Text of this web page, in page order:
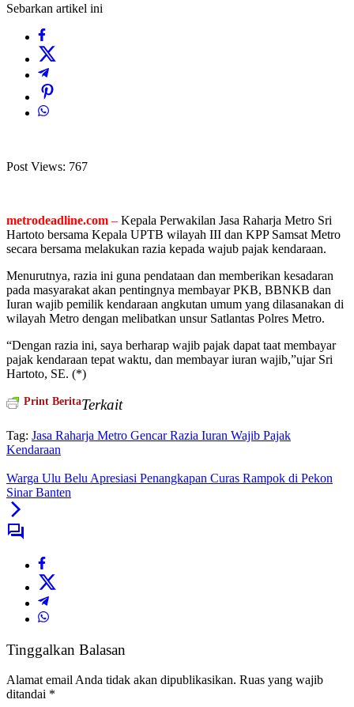
Sebarkan artikel ini
Post Views: 767
metrodeadline.com – Kepala Perwakilan Jasa Raharja Metro Sri
Hartoto bersama Kepala UPTB wilayah III dan KPP Samsat Metro
secara bersama melakukan razia kepada wajub pajak kendaraan.
Menurutnya, razia ini guna pendataan dan memberikan kesadaran
pada masyarakat akan pentingnya membayar PKB, BBNKB dan
Iuran wajib pemilik kendaraan angkutan umum yang dilasanakan di
wilayah Metro dengan melibatkan unsur Satlantas Polres Metro.
“Dengan razia ini, saya berharap wajib pajak dapat taat membayar
pajak kendaraan tepat waktu, dan membayar iuran wajib,”ujar Sri
Hartoto, SE. (*)
Print BeritaTerkait
Tag: Jasa Raharja Metro Gencar Razia Iuran Wajib Pajak
Kendaraan
Warga Ulu Belu Apresiasi Penangkapan Curas Rampok di Pekon
Sinar Banten
Tinggalkan Balasan
Alamat email Anda tidak akan dipublikasikan. Ruas yang wajib
ditandai *